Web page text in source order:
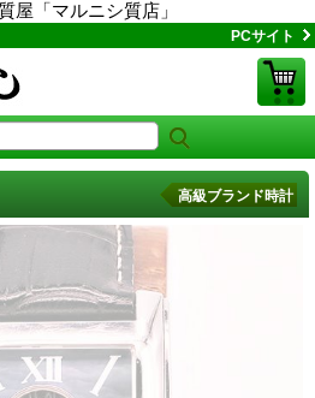
屋「マルニシ質店」
PCサイト
高級ブランド時計